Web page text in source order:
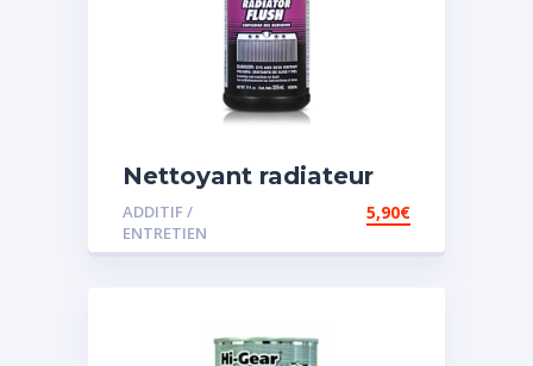
Nettoyant radiateur
ADDITIF /
ENTRETIEN
5,90€